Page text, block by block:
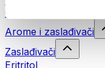
Ostali snackovi
Arome i zaslađivači
Zaslađivači
Eritritol